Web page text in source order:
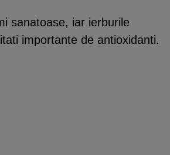
sanatoase, iar ierburile
importante de antioxidanti.